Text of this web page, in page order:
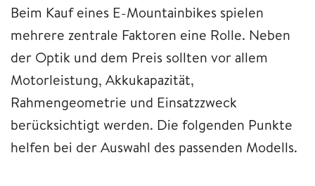
Beim Kauf eines E-Mountainbikes spielen
mehrere zentrale Faktoren eine Rolle. Neben
der Optik und dem Preis sollten vor allem
Motorleistung, Akkukapazität,
Rahmengeometrie und Einsatzzweck
berücksichtigt werden. Die folgenden Punkte
helfen bei der Auswahl des passenden Modells.